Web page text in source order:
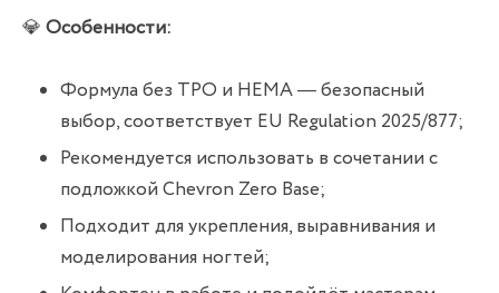
💎 Особенности:
Формула без TPO и HEMA — безопасный
выбор, соответствует EU Regulation 2025/877;
Рекомендуется использовать в сочетании с
подложкой Chevron Zero Base;
Подходит для укрепления, выравнивания и
моделирования ногтей;